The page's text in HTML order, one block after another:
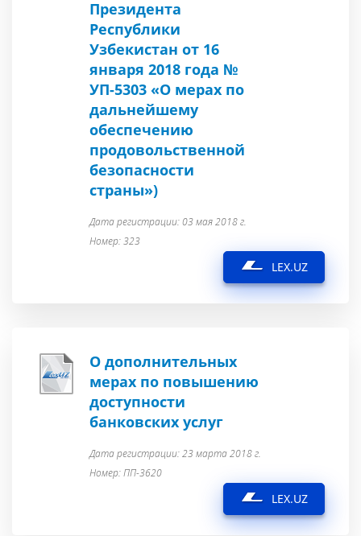
Президента
Республики
Узбекистан от 16
января 2018 года №
УП-5303 «О мерах по
дальнейшему
обеспечению
продовольственной
безопасности
страны»)
Дата регистрации: 03 мая 2018 г.
Номер: 323
LEX.UZ
О дополнительных
мерах по повышению
доступности
банковских услуг
Дата регистрации: 23 марта 2018 г.
Номер: ПП-3620
LEX.UZ